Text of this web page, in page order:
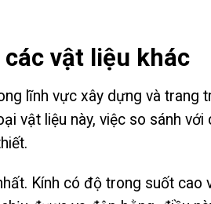
vật liệu khác
lĩnh vực xây dựng và trang
vật liệu này, việc so sánh với
Kính có độ trong suốt cao